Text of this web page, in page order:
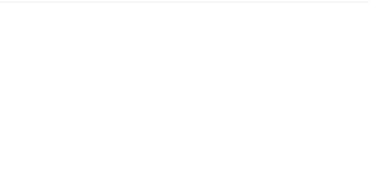
широко распространен
принесут американским финучреждениям до $51 млрд — исследование